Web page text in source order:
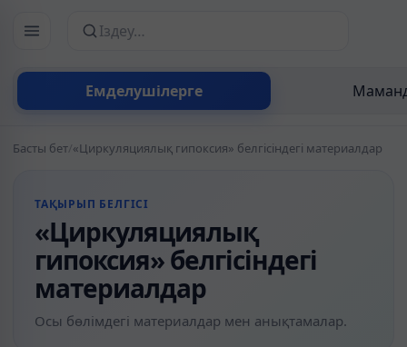
Емделушілерге
Сайттан іздеу
Басты бет/«Циркуляциялық гипоксия» белгісіндегі материалдар
ТАҚЫРЫП БЕЛГІСІ
«Циркуляциялық
гипоксия» белгісіндегі
материалдар
Осы бөлімдегі материалдар мен анықтамалар.